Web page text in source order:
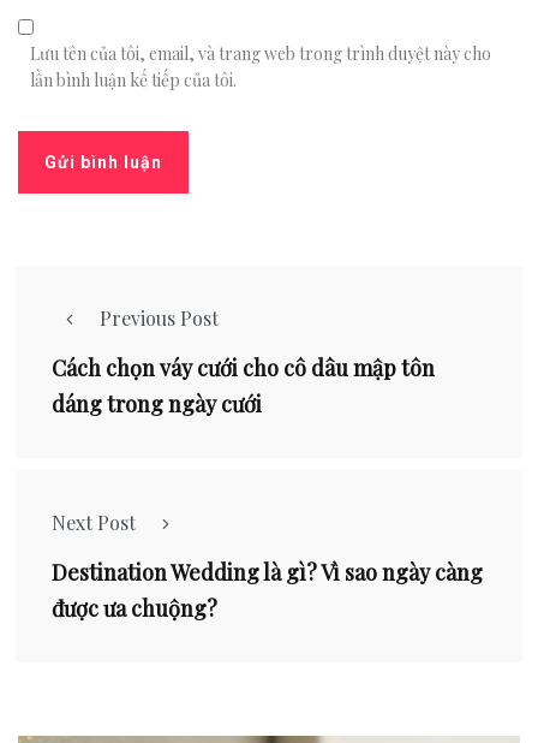
Lưu tên của tôi, email, và trang web trong trình duyệt này cho
lần bình luận kế tiếp của tôi.
Previous Post
Cách chọn váy cưới cho cô dâu mập tôn
dáng trong ngày cưới
Next Post
Destination Wedding là gì? Vì sao ngày càng
được ưa chuộng?